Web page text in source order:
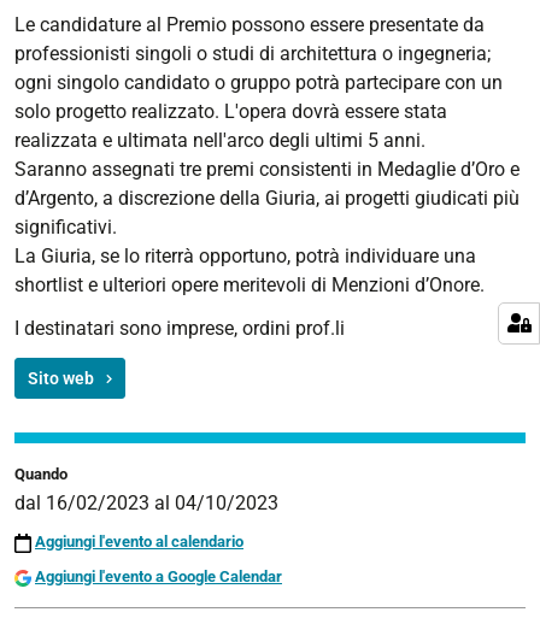
Internazionale
Architettura
Sostenibile
2023,
14.
Quando
dal 16/02/2023 al 04/10/2023
Aggiungi l'evento al calendario
Aggiungi l'evento a Google Calendar
Le candidature al Premio possono essere presentate da
professionisti singoli o studi di architettura o ingegneria;
ogni singolo candidato o gruppo potrà partecipare con un
solo progetto realizzato. L'opera dovrà essere stata
realizzata e ultimata nell'arco degli ultimi 5 anni.
Saranno assegnati tre premi consistenti in Medaglie d’Oro e
d’Argento, a discrezione della Giuria, ai progetti giudicati più
significativi.
La Giuria, se lo riterrà opportuno, potrà individuare una
shortlist e ulteriori opere meritevoli di Menzioni d’Onore.
I destinatari sono imprese, ordini prof.li
Sito web